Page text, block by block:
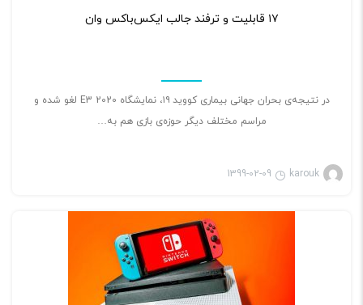
۱۷ قابلیت و ترفند جالب ایکس‌باکس وان
در نتیجه‌ی بحران جهانی بیماری کووید ۱۹، نمایشگاه E3 2020 لغو شده و
مراسم مختلف دیگر حوزه‌ی بازی هم به…
karouk
1399-02-09